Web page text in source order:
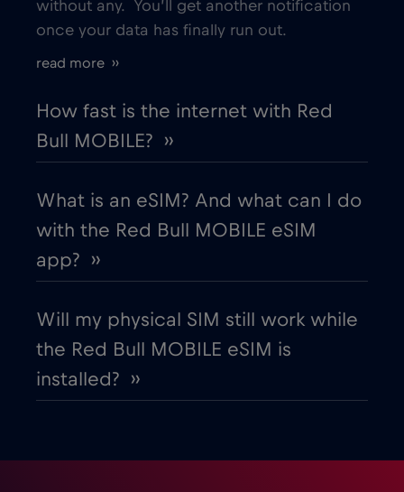
without any. You’ll get another notification
once your data has finally run out.
read more ››
How fast is the internet with Red
Bull MOBILE? ››
What is an eSIM? And what can I do
with the Red Bull MOBILE eSIM
app? ››
Will my physical SIM still work while
the Red Bull MOBILE eSIM is
installed? ››